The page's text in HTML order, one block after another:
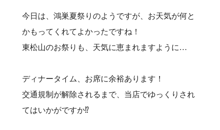
今日は、鴻巣夏祭りのようですが、お天気が何と
かもってくれてよかったですね！
東松山のお祭りも、天気に恵まれますように…
ディナータイム、お席に余裕あります！
交通規制が解除されるまで、当店でゆっくりされ
てはいかがですか⁉️